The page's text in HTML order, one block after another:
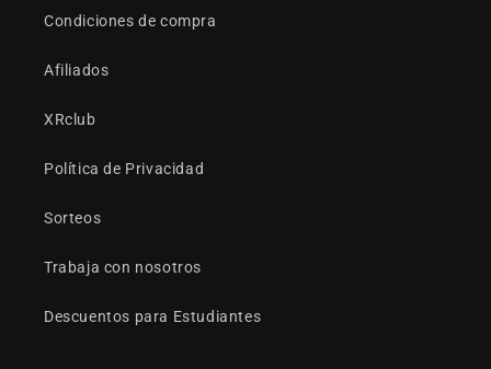
Condiciones de compra
Afiliados
XRclub
Política de Privacidad
Sorteos
Trabaja con nosotros
Descuentos para Estudiantes